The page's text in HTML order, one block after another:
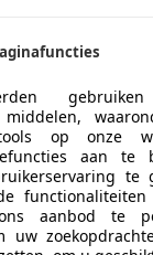
gebruiken
middelen,
tools op onze
aan te
te
aanbod te
uw